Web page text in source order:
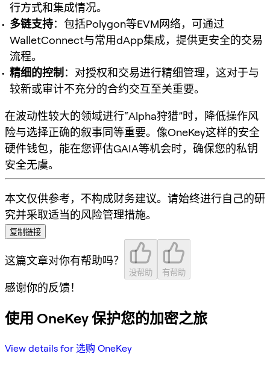
行方式和集成情况。
多链支持：包括Polygon等EVM网络，可通过
WalletConnect与常用dApp集成，提供更安全的交易
流程。
精细的控制 ：对授权和交易进行精细管理，这对于与
较新或审计不充分的合约交互至关重要。
在波动性较大的领域进行“Alpha狩猎”时，降低操作风
险与选择正确的叙事同等重要。像OneKey这样的安全
硬件钱包，能在您评估GAIA等机会时，确保您的私钥
安全无虞。
本文仅供参考，不构成财务建议。请始终进行自己的研
究并采取适当的风险管理措施。
复制链接
这篇文章对你有帮助吗？
没帮助 有帮助
感谢你的反馈！
使用 OneKey 保护您的加密之旅
View details for 选购 OneKey